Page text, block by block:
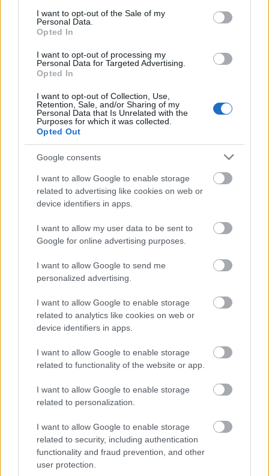
consent section.
I want to opt-out of the Sale of my
Personal Data.
Opted In
I want to opt-out of processing my
Personal Data for Targeted Advertising.
Opted In
I want to opt-out of Collection, Use,
Retention, Sale, and/or Sharing of my
Personal Data that Is Unrelated with the
Purposes for which it was collected.
Opted Out
Google consents
I want to allow Google to enable storage
related to advertising like cookies on web or
device identifiers in apps.
I want to allow my user data to be sent to
Google for online advertising purposes.
I want to allow Google to send me
personalized advertising.
I want to allow Google to enable storage
related to analytics like cookies on web or
device identifiers in apps.
I want to allow Google to enable storage
related to functionality of the website or app.
I want to allow Google to enable storage
related to personalization.
I want to allow Google to enable storage
related to security, including authentication
functionality and fraud prevention, and other
user protection.
Με την ιδιότητα του Γενικού Γραμματέα του
Ελληνικού Κολλεγίου Μαστολογίας και ως
Αντιπρόεδρος της Ευρωασιατικής
Επιστημονικής Εταιρείας Χειρουργικής του
Μαστού, προώθησε δράσεις για την
καταπολέμηση του καρκίνου, ενώ έκανε
προσπάθεια να ευαισθητοποιήσει ασθενείς και
ιατρούς στην ανάγκη προληπτικών εξετάσεων.
Τον ελεύθερο χρόνο του επισκέπτονταν συχνά
την Μυτιλήνη, τόπο καταγωγής του. Συμμετείχε
σε προγράμματα προληπτικής ιατρικής που
οργανώθηκαν μέσω της τοπικής Εκκλησίας. Τα
τελευταία χρόνια πρόσφερε ιατρικές υπηρεσίες
πραγματοποιήθηκαν στις αγροτικές περιοχές
του νησιού. Εξέτασε εθελοντικά πάνω από 1.500
γυναίκες,αρκετές από τις οποίες
χειρουργήθηκαν έγκαιρα και γλίτωσαν τον
Σε αναγνώριση της προσφοράς του Γιώργου
Ασημακόπουλου στην τοπική κοινωνία, πριν
Ερεσού & Πλωμαρίου εγκαινίασε το κοινωνικό
ιατρείο του νησιού, το οποίο φέρει το όνομά του.
Όπως ανέφερε ο Μητροπολίτης Ιάκωβος, ο
αείμνηστος Γιώργος Ασημακόπουλος
«εξέταζε
κατοίκους των χωριών από σπίτι σε σπίτι,
κυριολεκτικά προλαβαίνοντας και σώζοντας
ζωές».Η πρωτοπόρα προσπάθεια του να
καταγραφούν ιδιαίτερα ιατρικά περιστατικά
στις αγροτικές περιοχές της Λέσβου, έγινε ο